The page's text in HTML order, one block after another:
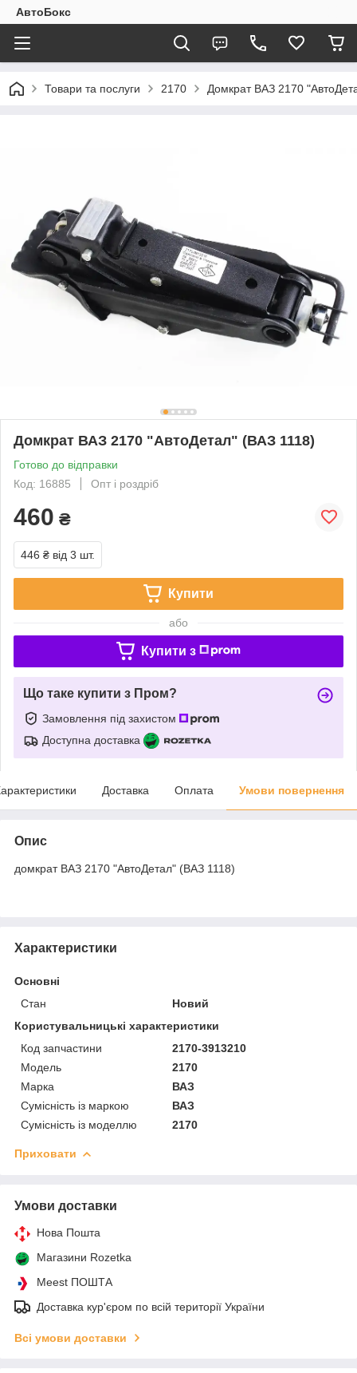
АвтоБокс
Товари та послуги 2170 Домкрат ВАЗ 2170
Домкрат ВАЗ 2170 "АвтоДетал" (ВАЗ 1118)
Готово до відправки
Код: 16885
Опт і роздріб
460 ₴
446 ₴ від 3 шт.
Купити
або
Купити з
Що таке купити з Пром?
Замовлення під захистом
Доступна доставка
Доставка Оплата Умови повернення
Опис
домкрат ВАЗ 2170 "АвтоДетал" (ВАЗ 1118)
Характеристики
Основні
Стан
Новий
Користувальницькі характеристики
Код запчастини
2170-3913210
Мoдель
2170
Марка
ВАЗ
Сумісність із маркою
ВАЗ
Сумісність із моделлю
2170
Приховати
Умови доставки
Нова Пошта
Магазини Rozetka
Meest ПОШТА
Доставка кур'єром по всій території України
Всі умови доставки